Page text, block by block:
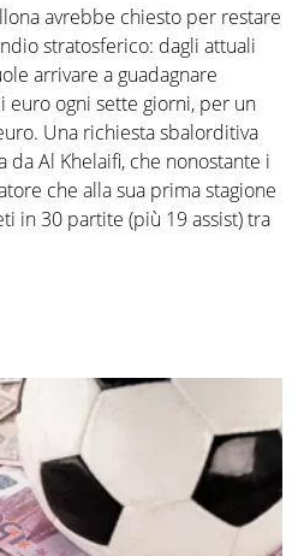
avrebbe chiesto per restare
stratosferico: dagli attuali
arrivare a guadagnare
euro ogni sette giorni, per un
Una richiesta sbalorditiva
Al Khelaifi, che nonostante i
che alla sua prima stagione
in 30 partite (più 19 assist) tra